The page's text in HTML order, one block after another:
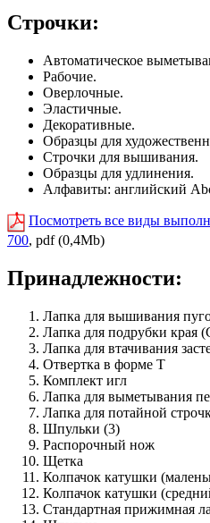
Строчки:
Автоматическое
Рабочие.
Оверлочные.
Эластичные.
Декоративные.
Образцы для
Строчки для вышивания.
Образцы для удлинения.
Алфавиты: английский
Посмотреть все виды
700, pdf (0,4Mb)
Принадлежности:
Лапка для вышивания
Лапка для подрубки края
Лапка для втачивания
Отвертка в форме Т
Комплект игл
Лапка для выметывания
Лапка для потайной
Шпульки (3)
Распорочный нож
Щетка
Колпачок катушки
Колпачок катушки
Стандартная прижимная